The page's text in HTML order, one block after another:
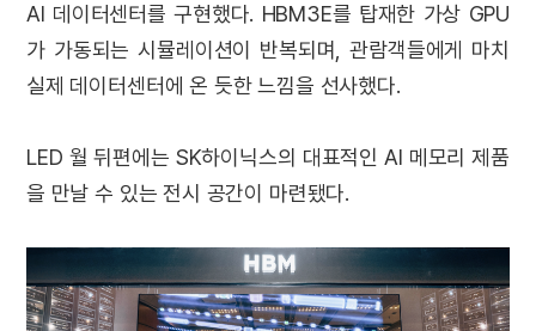
AI 데이터센터를 구현했다. HBM3E를 탑재한 가상 GPU
가 가동되는 시뮬레이션이 반복되며, 관람객들에게 마치
실제 데이터센터에 온 듯한 느낌을 선사했다.
LED 월 뒤편에는 SK하이닉스의 대표적인 AI 메모리 제품
을 만날 수 있는 전시 공간이 마련됐다.